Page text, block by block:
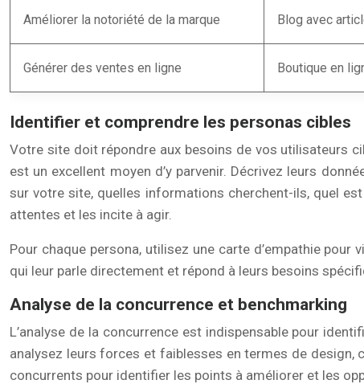
Améliorer la notoriété de la marque Blog avec
Générer des ventes en ligne Boutique en
Identifier et comprendre les personas cibles
Votre site doit répondre aux besoins de vos utilisateurs
est un excellent moyen d’y parvenir. Décrivez leurs
sur votre site, quelles informations cherchent-ils, quel
attentes et les incite à agir.
Pour chaque persona, utilisez une carte d’empathie
qui leur parle directement et répond à leurs besoins
Analyse de la concurrence et benchmarking
L’analyse de la concurrence est indispensable pour
analysez leurs forces et faiblesses en termes de design,
concurrents pour identifier les points à améliorer et les